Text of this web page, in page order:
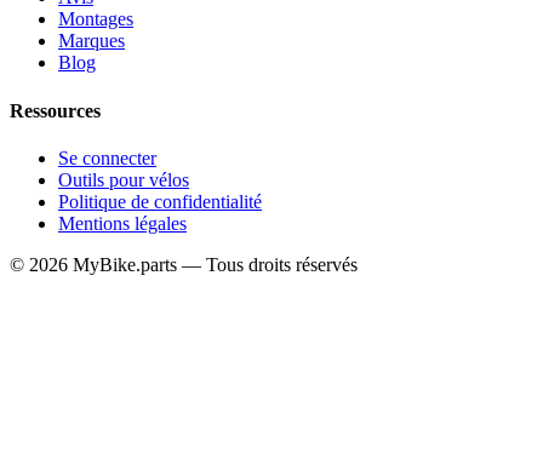
Montages
Marques
Blog
Ressources
Se connecter
Outils pour vélos
Politique de confidentialité
Mentions légales
© 2026 MyBike.parts — Tous droits réservés